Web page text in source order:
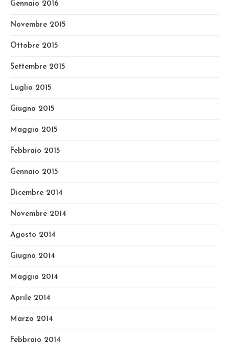
Gennaio 2016
Novembre 2015
Ottobre 2015
Settembre 2015
Luglio 2015
Giugno 2015
Maggio 2015
Febbraio 2015
Gennaio 2015
Dicembre 2014
Novembre 2014
Agosto 2014
Giugno 2014
Maggio 2014
Aprile 2014
Marzo 2014
Febbraio 2014